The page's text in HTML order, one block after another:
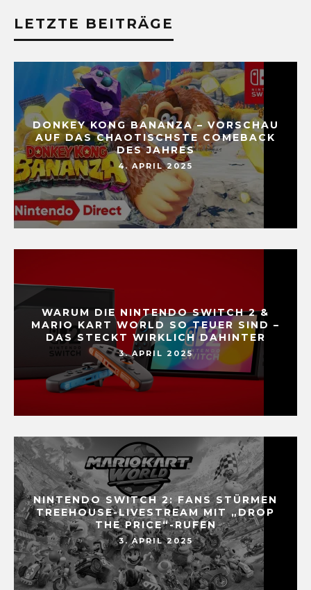
LETZTE BEITRÄGE
DONKEY KONG BANANZA – VORSCHAU
AUF DAS CHAOTISCHSTE COMEBACK
DES JAHRES
4. APRIL 2025
WARUM DIE NINTENDO SWITCH 2 &
MARIO KART WORLD SO TEUER SIND –
DAS STECKT WIRKLICH DAHINTER
3. APRIL 2025
NINTENDO SWITCH 2: FANS STÜRMEN
TREEHOUSE-LIVESTREAM MIT „DROP
THE PRICE“-RUFEN
3. APRIL 2025